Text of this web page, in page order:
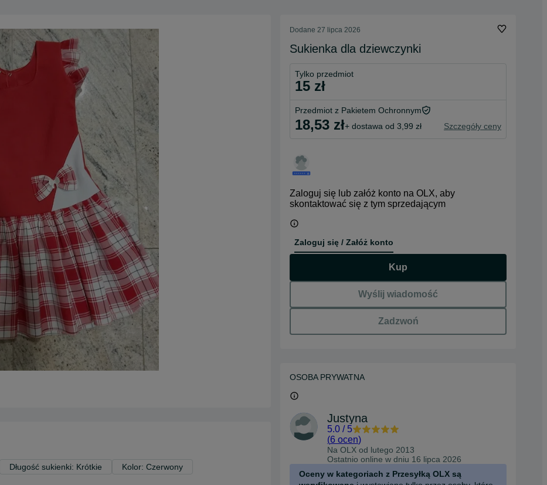
Długość sukienki: Krótkie Kolor: Czerwony
Dodane 27 lipca 2026
Sukienka dla dziewczynki
Tylko przedmiot
15 zł
Przedmiot z Pakietem Ochronnym
18,53 zł+ dostawa od 3,99 zł Szczegóły ceny
Zaloguj się lub załóż konto na OLX, aby
skontaktować się z tym sprzedającym
Zaloguj się / Załóż konto
Kup
Wyślij wiadomość
Zadzwoń
OSOBA PRYWATNA
Justyna
5.0 / 5
(6 ocen)
Na OLX od lutego 2013
Ostatnio online w dniu 16 lipca 2026
Oceny w kategoriach z Przesyłką OLX są